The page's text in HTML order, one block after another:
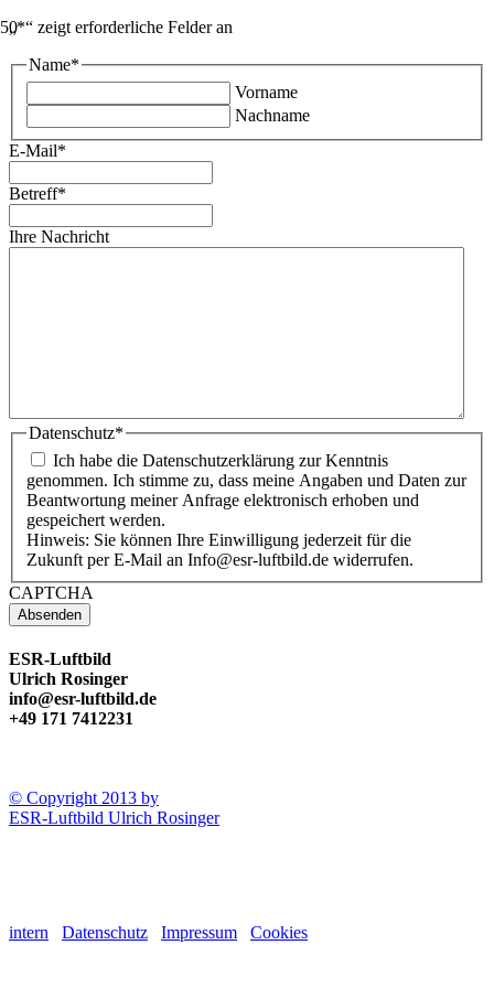
„*“ zeigt erforderliche Felder an
Name*
Vorname
Nachname
E-Mail*
Betreff*
Ihre Nachricht
Datenschutz*
Ich habe die Datenschutzerklärung zur Kenntnis
genommen. Ich stimme zu, dass meine Angaben und Daten zur
Beantwortung meiner Anfrage elektronisch erhoben und
gespeichert werden.
Hinweis: Sie können Ihre Einwilligung jederzeit für die
Zukunft per E-Mail an Info@esr-luftbild.de widerrufen.
CAPTCHA
ESR-Luftbild
Ulrich Rosinger
info@esr-luftbild.de
+49 171 7412231
© Copyright 2013 by
ESR-Luftbild Ulrich Rosinger
intern Datenschutz Impressum Cookies